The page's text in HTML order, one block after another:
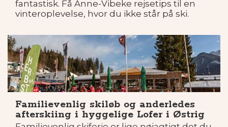
fantastisk. Få Anne-Vibeke rejsetips til en
vinteroplevelse, hvor du ikke står på ski.
Familievenlig skiløb og anderledes
afterskiing i hyggelige Lofer i Østrig